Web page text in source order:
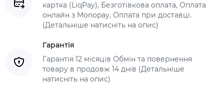
картка (LiqPay), Безготівкова оплата, Оплата
онлайн з Monopay, Оплата при доставці.
(Детальніше натисніть на опис)
Гарантія
Гарантія 12 місяців Обмін та повернення
товару в продовж 14 днів (Детальніше
натисніть на опис)